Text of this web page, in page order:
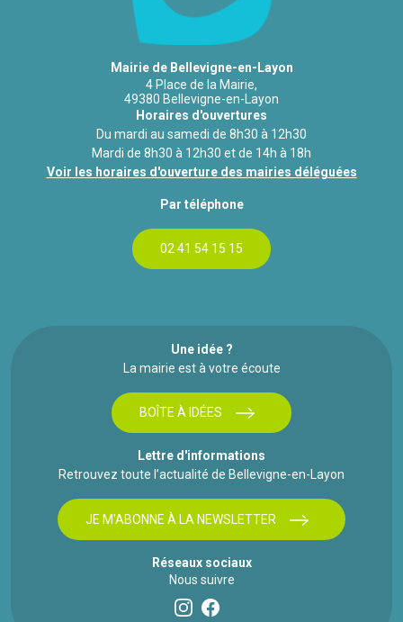
Mairie de Bellevigne-en-Layon
4 Place de la Mairie,
49380 Bellevigne-en-Layon
Horaires d'ouvertures
Du mardi au samedi de 8h30 à 12h30
Mardi de 8h30 à 12h30 et de 14h à 18h
Voir les horaires d'ouverture des mairies déléguées
Par téléphone
02 41 54 15 15
Une idée ?
La mairie est à votre écoute
BOÎTE À IDÉES
Lettre d'informations
Retrouvez toute l’actualité de Bellevigne-en-Layon
JE M'ABONNE À LA NEWSLETTER
Réseaux sociaux
Nous suivre